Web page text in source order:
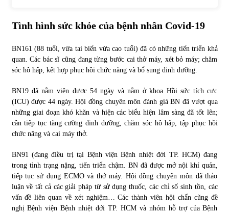
Top 10 xe bán chạy nhất tháng 9/2021
Tình hình sức khỏe của bệnh nhân Covid-19
BN161 (88 tuổi, vừa tai biến vừa cao tuổi) đã có những tiến triển khả
quan. Các bác sĩ cũng đang từng bước cai thở máy, xét bỏ máy; chăm
sóc hô hấp, kết hợp phục hồi chức năng và bổ sung dinh dưỡng.
BN19 đã nằm viện được 54 ngày và nằm ở khoa Hồi sức tích cực
(ICU) được 44 ngày. Hội đồng chuyên môn đánh giá BN đã vượt qua
những giai đoạn khó khăn và hiện các biểu hiện lâm sàng đã tốt lên;
cần tiếp tục tăng cường dinh dưỡng, chăm sóc hô hấp, tập phục hồi
chức năng và cai máy thở.
BN91 (đang điều trị tại Bệnh viện Bệnh nhiệt đới TP. HCM) đang
trong tình trạng nặng, tiến triển chậm. BN đã được mở nội khí quản,
tiếp tục sử dụng ECMO và thở máy. Hội đồng chuyên môn đã thảo
luận về tất cả các giải pháp từ sử dụng thuốc, các chỉ số sinh tồn, các
vấn đề liên quan về xét nghiệm… Các thành viên hội chẩn cũng đề
nghị Bệnh viện Bệnh nhiệt đới TP. HCM và nhóm hỗ trợ của Bệnh